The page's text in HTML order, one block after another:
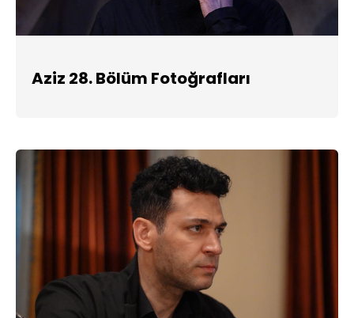
Aziz 28. Bölüm Fotoğrafları